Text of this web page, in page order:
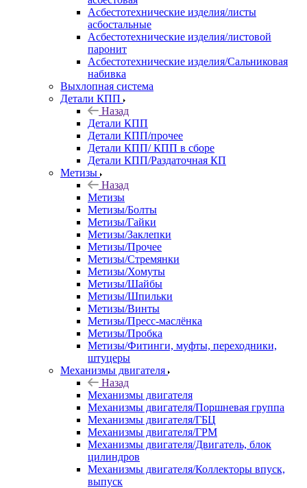
Асбестотехнические изделия/листы
асбостальные
Асбестотехнические изделия/листовой
паронит
Асбестотехнические изделия/Сальниковая
набивка
Выхлопная система
Детали КПП
Назад
Детали КПП
Детали КПП/прочее
Детали КПП/ КПП в сборе
Детали КПП/Раздаточная КП
Метизы
Назад
Метизы
Метизы/Болты
Метизы/Гайки
Метизы/Заклепки
Метизы/Прочее
Метизы/Стремянки
Метизы/Хомуты
Метизы/Шайбы
Метизы/Шпильки
Метизы/Винты
Метизы/Пресс-маслёнка
Метизы/Пробка
Метизы/Фитинги, муфты, переходники,
штуцеры
Механизмы двигателя
Назад
Механизмы двигателя
Механизмы двигателя/Поршневая группа
Механизмы двигателя/ГБЦ
Механизмы двигателя/ГРМ
Механизмы двигателя/Двигатель, блок
цилиндров
Механизмы двигателя/Коллекторы впуск,
выпуск